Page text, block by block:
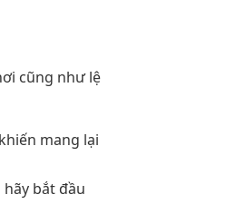
cũng như lệ
mang lại
bắt đầu